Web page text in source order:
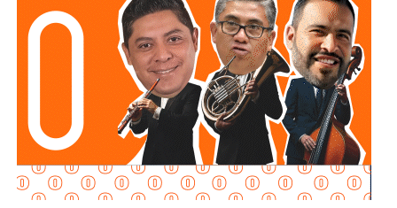
emergencia y garantizar más seguridad y tranquilidad a las
familias potosinas.